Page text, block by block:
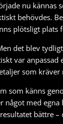
nu
behövdes.
plötsligt plats
det blev
var
som
som känns
med
bättre –